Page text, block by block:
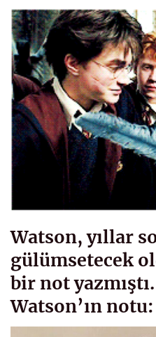
Watson, yıllar
gülümsetecek
bir not
Watson’ın notu: